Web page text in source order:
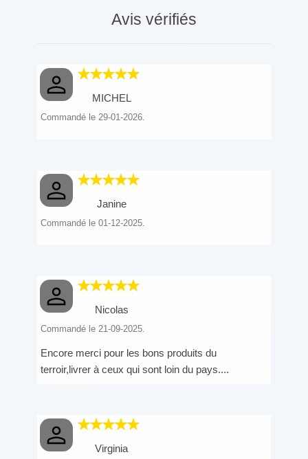
Avis vérifiés
MICHEL
Commandé le 29-01-2026.
Janine
Commandé le 01-12-2025.
Nicolas
Commandé le 21-09-2025.
Encore merci pour les bons produits du
terroir,livrer à ceux qui sont loin du pays....
Virginia